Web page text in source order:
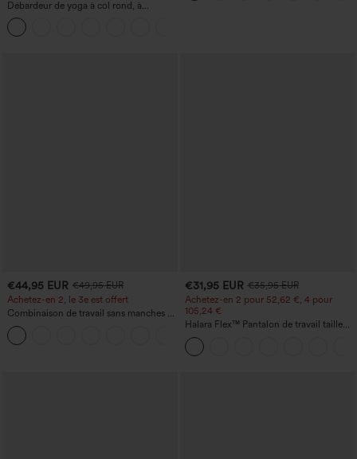
Débardeur de yoga à col rond, à
fronces, effet rafraîchissant - UPF50+
€44,95 EUR €49,95 EUR
Achetez-en 2, le 3e est offert
Combinaison de travail sans manches à
encolure bateau, côtés noués, toucher
frais, rayée, avec poches — Édition Easy
Peezy
€31,95 EUR €35,95 EUR
Achetez-en 2 pour 52,62 €, 4 pour
105,24 €
Halara Flex™ Pantalon de travail taille
haute sculptant la silhouette, gainant la
taille, avec poches, jambe large en
micro-gaufre